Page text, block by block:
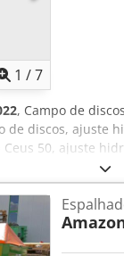
1 /7
, Campo de
de discos, ajuste
50, ajuste
80 mm (14/K1)